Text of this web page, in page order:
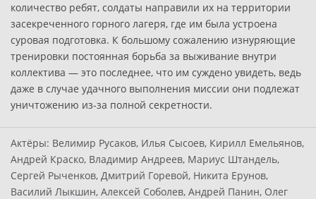
количество ребят, солдаты направили их на территории
засекреченного горного лагеря, где им была устроена
суровая подготовка. К большому сожалению изнуряющие
тренировки постоянная борьба за выживание внутри
коллектива — это последнее, что им суждено увидеть, ведь
даже в случае удачного выполнения миссии они подлежат
уничтожению из-за полной секретности.
Актёры: Велимир Русаков, Илья Сысоев, Кирилл Емельянов,
Андрей Краско, Владимир Андреев, Мариус Штандель,
Сергей Рыченков, Дмитрий Горевой, Никита Ерунов,
Василий Лыкшин, Алексей Соболев, Андрей Панин, Олег